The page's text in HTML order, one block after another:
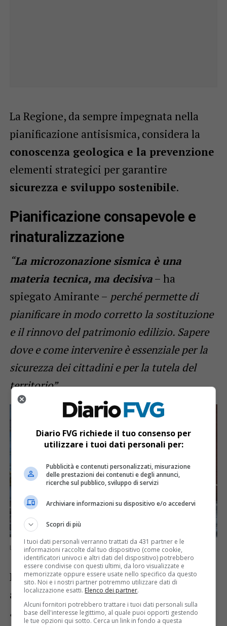
La Regione, da sempre impegnata nella
pianificazione antisismica, considera la
conoscenza geologica e la prevenzione
elementi strategici per garantire
sicurezza e sviluppo sostenibile.
Pianificazione consapevole e
rinaturalizzazione
“La microzonazione sismica è una
materia tecnica, ma decisiva– ha
spiegato Amirante – perché permette di
pianificare in modo corretto la sostituzione
e il rinnovo del patrimonio edilizio. Sapere
dove e come intervenire è essenziale per la
sicurezza dei cittadini e per la tutela del
territorio”.
L’assessore alle Infrastrutture e Territorio Cristina Amirante
L’assessore ha evidenziato anche un altro
aspetto cruciale:“Queste conoscenze ci
aiutano aindividuare le zone da
Diario FVG richiede il tuo consenso per
utilizzare i tuoi dati personali per:
Pubblicità e contenuti personalizzati, misurazione
delle prestazioni dei contenuti e degli annunci,
ricerche sul pubblico, sviluppo di servizi
Archiviare informazioni su dispositivo e/o accedervi
Scopri di più
I tuoi dati personali verranno trattati da 431 partner e le
informazioni raccolte dal tuo dispositivo (come cookie,
identificatori univoci e altri dati del dispositivo) potrebbero
essere condivise con questi ultimi, da loro visualizzate e
memorizzate oppure essere usate nello specifico da questo
sito. Noi e i nostri partner potremmo utilizzare dati di
localizzazione esatti. Elenco dei partner.
Alcuni fornitori potrebbero trattare i tuoi dati personali sulla
base dell'interesse legittimo, al quale puoi opporti gestendo
le tue opzioni qui sotto. Cerca un link in fondo a questa